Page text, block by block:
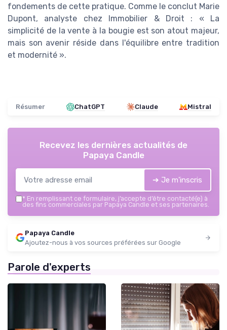
fondements de cette pratique. Comme le conclut Marie
Dupont, analyste chez Immobilier & Droit : « La
simplicité de la vente à la bougie est son atout majeur,
mais son avenir réside dans l'équilibre entre tradition
et modernité ».
Résumer ChatGPT Claude Mistral
Recevez les dernières actualités de
Papaya Candle
➔ Je m'inscris
* En remplissant ce formulaire, j’accepte d’être contacté(e) à
des fins commerciales par Papaya Candle et ses partenaires.
Papaya Candle
Ajoutez-nous à vos sources préférées sur Google
Parole d'experts